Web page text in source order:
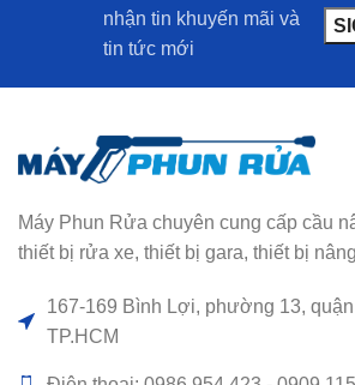
nhận tin khuyến mãi và
tin tức mới
Máy Phun Rửa chuyên cung cấp cầu
thiết bị rửa xe, thiết bị gara, thiết bị
167-169 Bình Lợi, phường 13,
TP.HCM